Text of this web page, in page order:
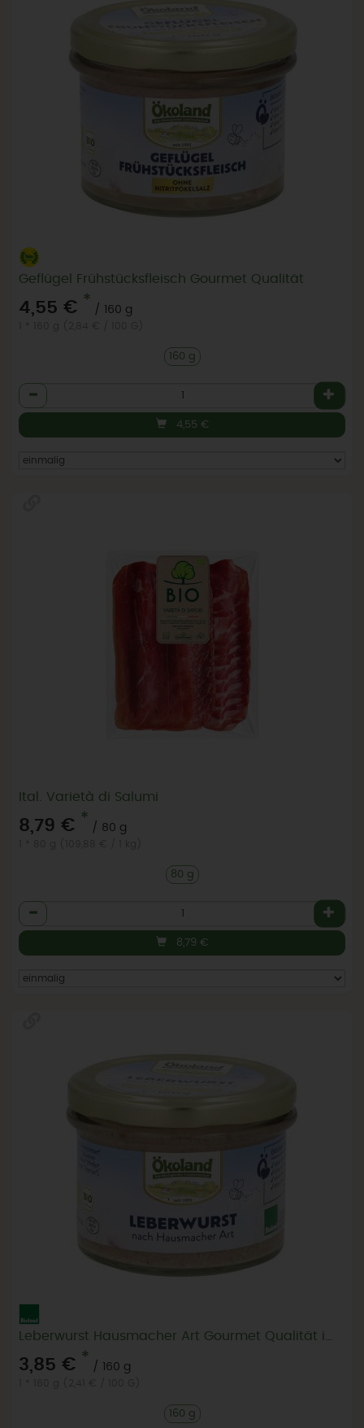
Geflügel Frühstücksfleisch Gourmet Qualität
4,55 € *
/ 160 g
160 g
Anzahl
4,55 €
Ital. Varietà di Salumi
8,79 € *
/ 80 g
80 g
Anzahl
8,79 €
3,85 € *
/ 160 g
160 g